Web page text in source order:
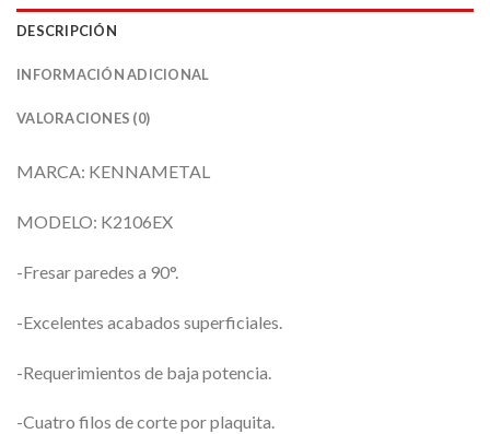
DESCRIPCIÓN
INFORMACIÓN ADICIONAL
VALORACIONES (0)
MARCA: KENNAMETAL
MODELO: K2106EX
-Fresar paredes a 90°.
-Excelentes acabados superficiales.
-Requerimientos de baja potencia.
-Cuatro filos de corte por plaquita.